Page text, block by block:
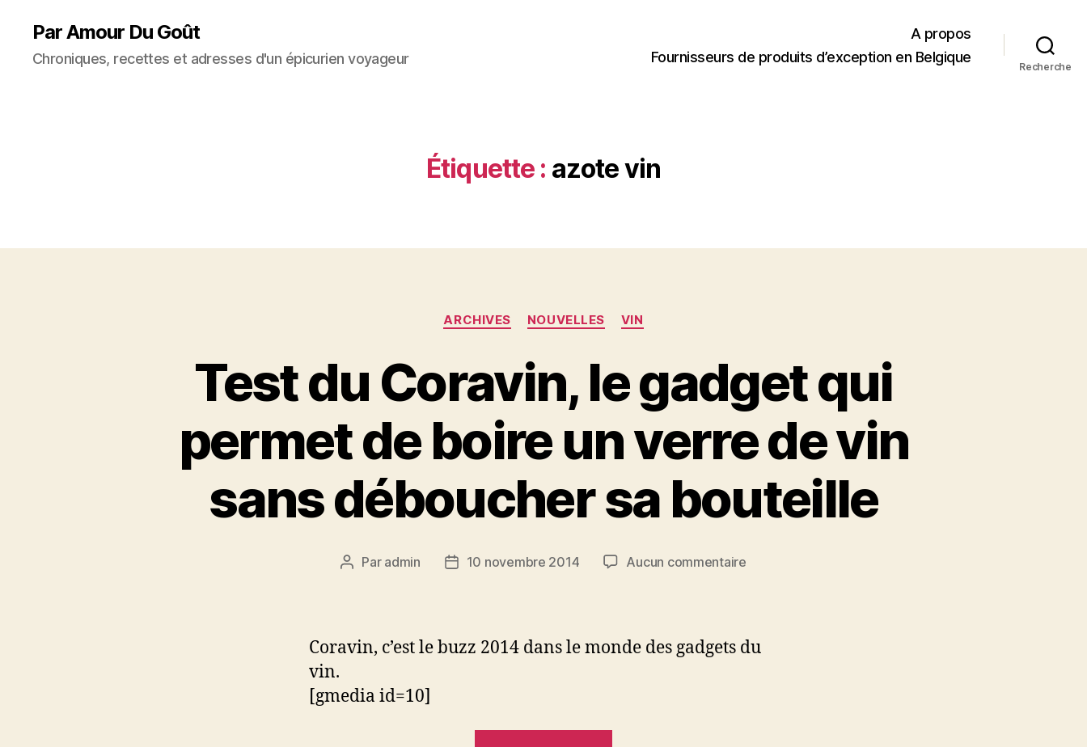
Par Amour Du Goût
Chroniques, recettes et adresses d'un épicurien voyageur
A propos
Fournisseurs de produits d’exception en Belgique
Recherche
Étiquette : azote vin
Catégories
ARCHIVES NOUVELLES VIN
Test du Coravin, le gadget qui
permet de boire un verre de vin
sans déboucher sa bouteille
Auteur
Par admin
Date10 novembre 2014 Aucun commentairesur
le
gadget
Coravin, c’est le buzz 2014 dans le monde des gadgets du
vin.
[gmedia id=10]